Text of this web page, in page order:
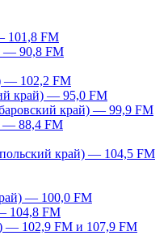
101,8 FM
— 90,8 FM
— 102,2 FM
край) — 95,0 FM
край) — 99,9 FM
— 88,4 FM
край) — 104,5 FM
— 100,0 FM
104,8 FM
— 102,9 FM и 107,9 FM